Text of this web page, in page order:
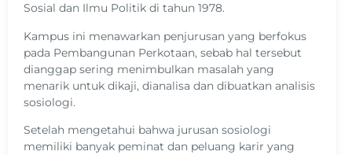
Sosial dan Ilmu Politik di tahun 1978.
Kampus ini menawarkan penjurusan yang berfokus
pada Pembangunan Perkotaan, sebab hal tersebut
dianggap sering menimbulkan masalah yang
menarik untuk dikaji, dianalisa dan dibuatkan analisis
sosiologi.
Setelah mengetahui bahwa jurusan sosiologi
memiliki banyak peminat dan peluang karir yang